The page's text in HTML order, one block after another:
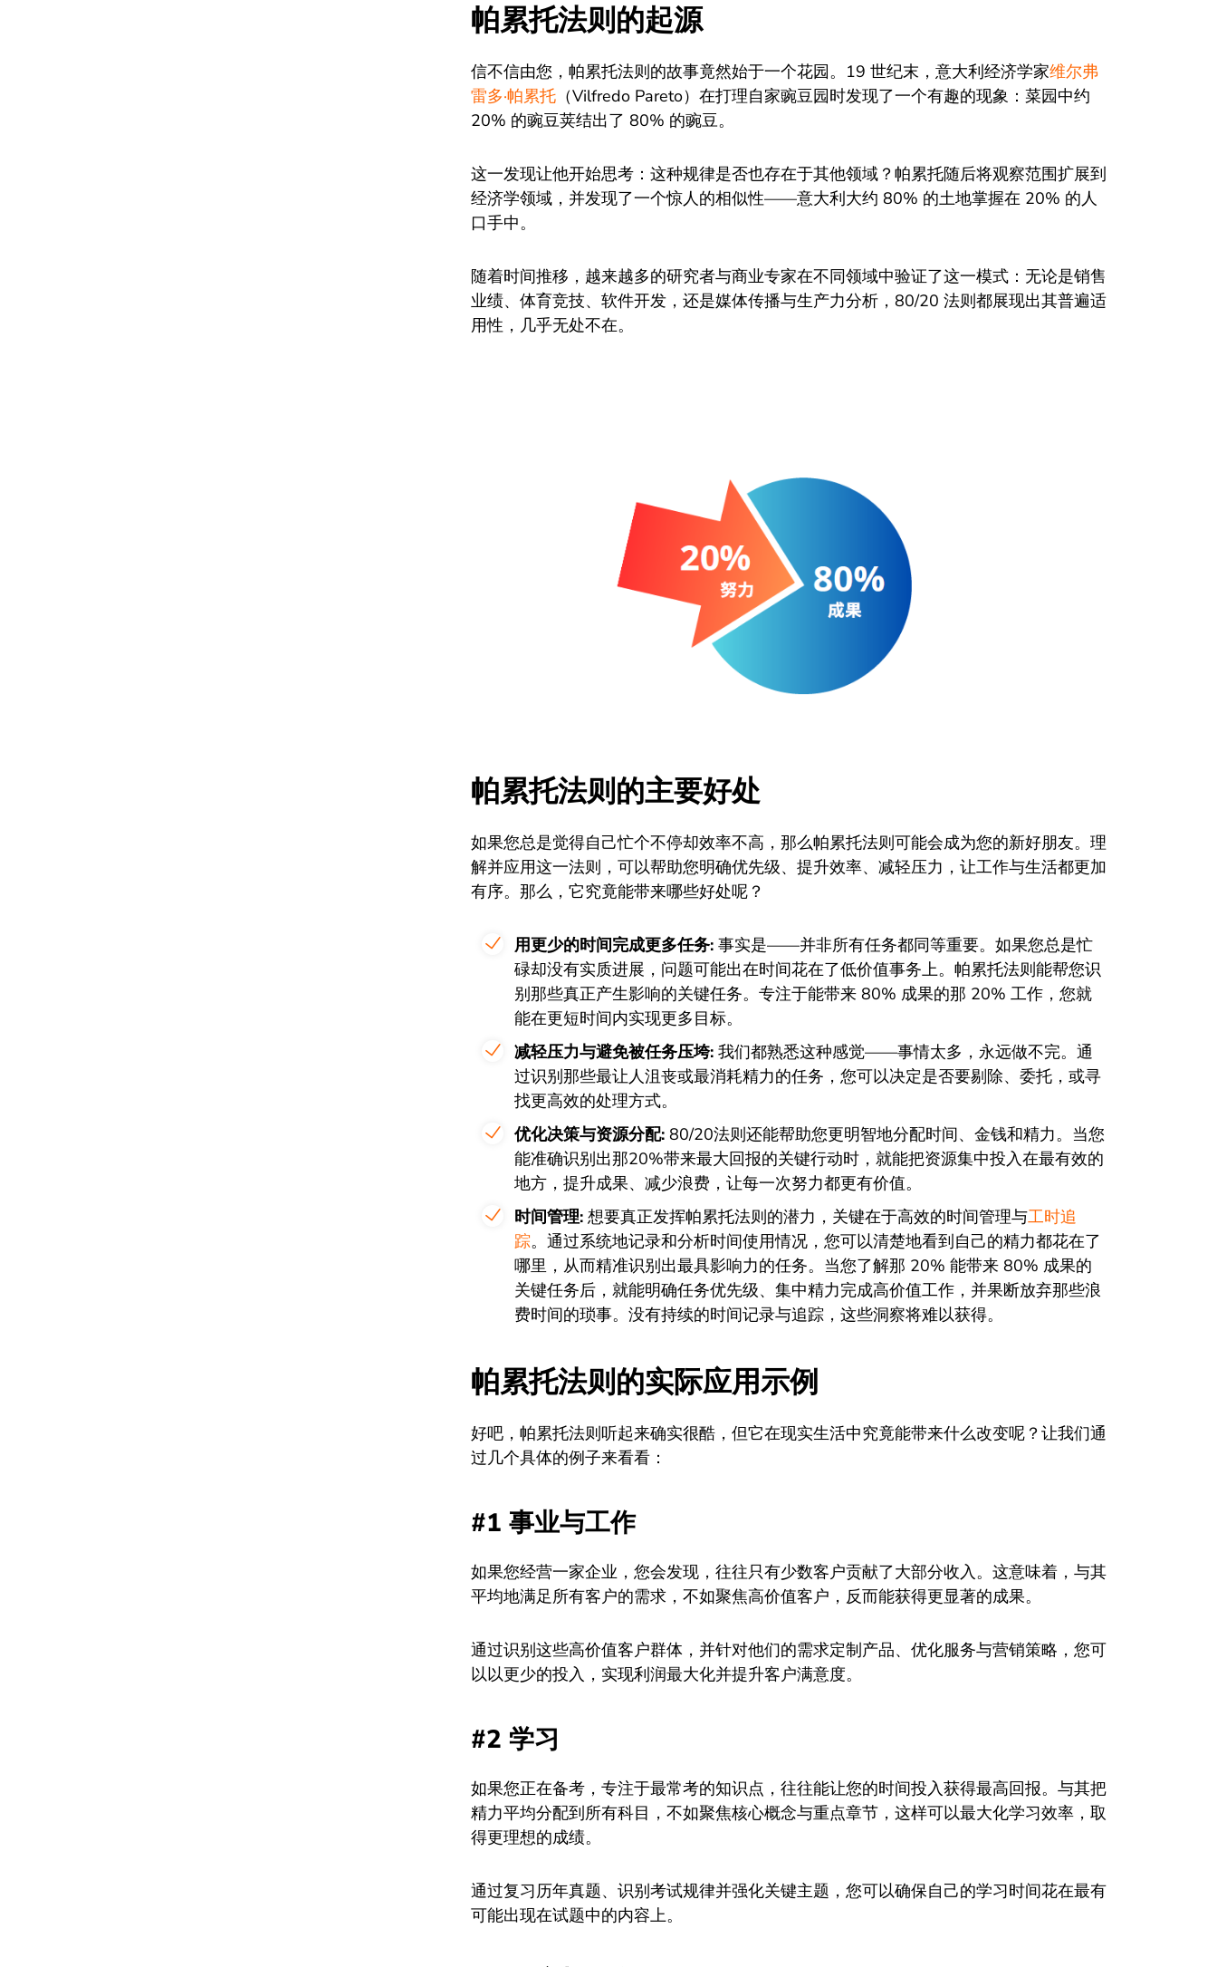
帕累托法则的起源
信不信由您，帕累托法则的故事竟然始于一个花园。19 世纪末，意大利经济学家维尔弗
雷多·帕累托（Vilfredo Pareto）在打理自家豌豆园时发现了一个有趣的现象：菜园中约
20% 的豌豆荚结出了 80% 的豌豆。
这一发现让他开始思考：这种规律是否也存在于其他领域？帕累托随后将观察范围扩展到
经济学领域，并发现了一个惊人的相似性——意大利大约 80% 的土地掌握在 20% 的人
口手中。
随着时间推移，越来越多的研究者与商业专家在不同领域中验证了这一模式：无论是销售
业绩、体育竞技、软件开发，还是媒体传播与生产力分析，80/20 法则都展现出其普遍适
用性，几乎无处不在。
帕累托法则的主要好处
如果您总是觉得自己忙个不停却效率不高，那么帕累托法则可能会成为您的新好朋友。理
解并应用这一法则，可以帮助您明确优先级、提升效率、减轻压力，让工作与生活都更加
有序。那么，它究竟能带来哪些好处呢？
用更少的时间完成更多任务: 事实是——并非所有任务都同等重要。如果您总是忙
碌却没有实质进展，问题可能出在时间花在了低价值事务上。帕累托法则能帮您识
别那些真正产生影响的关键任务。专注于能带来 80% 成果的那 20% 工作，您就
能在更短时间内实现更多目标。
减轻压力与避免被任务压垮: 我们都熟悉这种感觉——事情太多，永远做不完。通
过识别那些最让人沮丧或最消耗精力的任务，您可以决定是否要剔除、委托，或寻
找更高效的处理方式。
优化决策与资源分配: 80/20法则还能帮助您更明智地分配时间、金钱和精力。当您
能准确识别出那20%带来最大回报的关键行动时，就能把资源集中投入在最有效的
地方，提升成果、减少浪费，让每一次努力都更有价值。
时间管理: 想要真正发挥帕累托法则的潜力，关键在于高效的时间管理与工时追
踪。通过系统地记录和分析时间使用情况，您可以清楚地看到自己的精力都花在了
哪里，从而精准识别出最具影响力的任务。当您了解那 20% 能带来 80% 成果的
关键任务后，就能明确任务优先级、集中精力完成高价值工作，并果断放弃那些浪
费时间的琐事。没有持续的时间记录与追踪，这些洞察将难以获得。
帕累托法则的实际应用示例
好吧，帕累托法则听起来确实很酷，但它在现实生活中究竟能带来什么改变呢？让我们通
过几个具体的例子来看看：
#1 事业与工作
如果您经营一家企业，您会发现，往往只有少数客户贡献了大部分收入。这意味着，与其
平均地满足所有客户的需求，不如聚焦高价值客户，反而能获得更显著的成果。
通过识别这些高价值客户群体，并针对他们的需求定制产品、优化服务与营销策略，您可
以以更少的投入，实现利润最大化并提升客户满意度。
#2 学习
如果您正在备考，专注于最常考的知识点，往往能让您的时间投入获得最高回报。与其把
精力平均分配到所有科目，不如聚焦核心概念与重点章节，这样可以最大化学习效率，取
得更理想的成绩。
通过复习历年真题、识别考试规律并强化关键主题，您可以确保自己的学习时间花在最有
可能出现在试题中的内容上。